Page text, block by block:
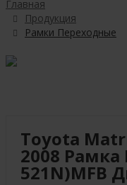
Главная
Продукция
Рамки Переходные
Toyota
2008 Рамка
521N)MFB